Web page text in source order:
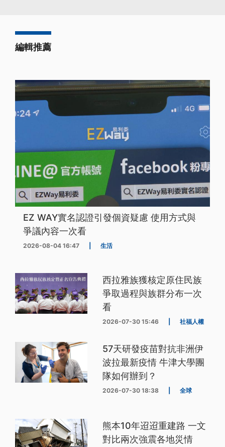
編輯推薦
EZ WAY實名認證引發個資疑慮 使用方式與
爭議內容一次看
2026-08-04 16:47 生活
西拉雅族獲核定原住民族
爭取過程與族群分布一次
看
2026-07-30 15:46 社福人權
57天研發疫苗對抗非洲伊
波拉最新疫情 牛津大學團
隊如何辦到？
2026-07-30 18:38 全球
熊本10年迢迢重建路 一文
對比兩次強震各地災情